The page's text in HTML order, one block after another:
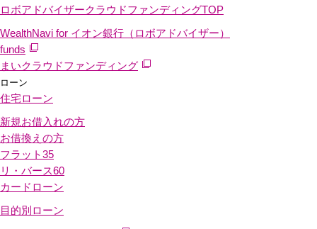
ロボアドバイザークラウドファンディングTOP
WealthNavi for イオン銀行（ロボアドバイザー）
funds
まいクラウドファンディング
ローン
住宅ローン
新規お借入れの方
お借換えの方
フラット35
リ・バース60
カードローン
目的別ローン